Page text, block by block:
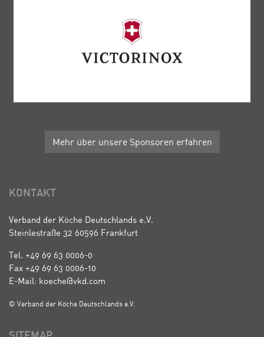
Mehr über unsere Sponsoren erfahren
KONTAKT
Verband der Köche Deutschlands e.V.
Steinlestraße 32 60596 Frankfurt
Tel. +49 69 63 0006-0
Fax +49 69 63 0006-10
E-Mail: koeche@vkd.com
© Verband der Köche Deutschlands e.V.